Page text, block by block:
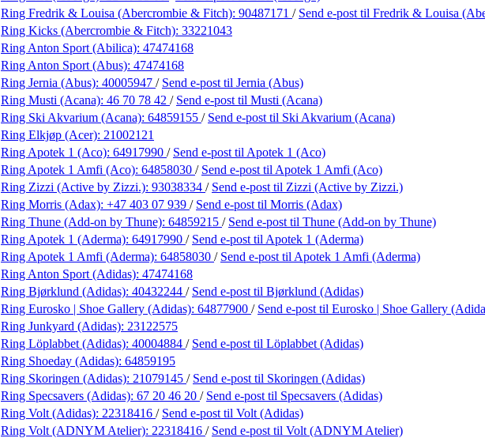
Ring Fredrik & Louisa (Abercrombie & Fitch): 90487171 / Send e-post til Fredrik & Louisa
Ring Kicks (Abercrombie & Fitch): 33221043
Ring Anton Sport (Abilica): 47474168
Ring Anton Sport (Abus): 47474168
Ring Jernia (Abus): 40005947 / Send e-post til Jernia (Abus)
Ring Musti (Acana): 46 70 78 42 / Send e-post til Musti (Acana)
Ring Ski Akvarium (Acana): 64859155 / Send e-post til Ski Akvarium (Acana)
Ring Elkjøp (Acer): 21002121
Ring Apotek 1 (Aco): 64917990 / Send e-post til Apotek 1 (Aco)
Ring Apotek 1 Amfi (Aco): 64858030 / Send e-post til Apotek 1 Amfi (Aco)
Ring Zizzi (Active by Zizzi.): 93038334 / Send e-post til Zizzi (Active by Zizzi.)
Ring Morris (Adax): +47 403 07 939 / Send e-post til Morris (Adax)
Ring Thune (Add-on by Thune): 64859215 / Send e-post til Thune (Add-on by Thune)
Ring Apotek 1 (Aderma): 64917990 / Send e-post til Apotek 1 (Aderma)
Ring Apotek 1 Amfi (Aderma): 64858030 / Send e-post til Apotek 1 Amfi (Aderma)
Ring Anton Sport (Adidas): 47474168
Ring Bjørklund (Adidas): 40432244 / Send e-post til Bjørklund (Adidas)
Ring Eurosko | Shoe Gallery (Adidas): 64877900 / Send e-post til Eurosko | Shoe Gallery
Ring Junkyard (Adidas): 23122575
Ring Löplabbet (Adidas): 40004884 / Send e-post til Löplabbet (Adidas)
Ring Shoeday (Adidas): 64859195
Ring Skoringen (Adidas): 21079145 / Send e-post til Skoringen (Adidas)
Ring Specsavers (Adidas): 67 20 46 20 / Send e-post til Specsavers (Adidas)
Ring Volt (Adidas): 22318416 / Send e-post til Volt (Adidas)
Ring Volt (ADNYM Atelier): 22318416 / Send e-post til Volt (ADNYM Atelier)